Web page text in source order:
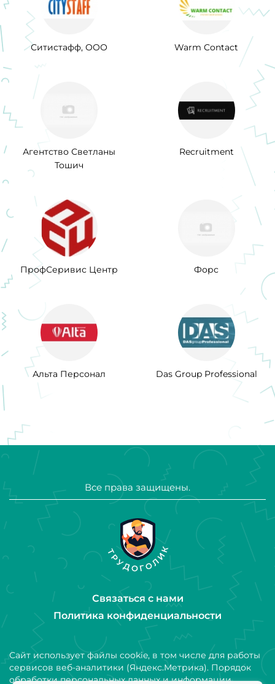
Ситистафф, ООО Warm Contact
Агентство Светланы
Тошич
Recruitment
ПрофСеривис Центр Форс
Альта Персонал Das Group Professional
Все права защищены.
Связаться с нами
Политика конфиденциальности
Сайт использует файлы cookie, в том числе для работы
сервисов веб-аналитики (Яндекс.Метрика). Порядок
обработки персональных данных и информации,